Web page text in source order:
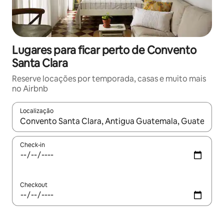
Lugares para ficar perto de Convento
Santa Clara
Reserve locações por temporada, casas e muito mais
no Airbnb
Localização
Quando os resultados estiverem disponíveis, explore-os
Check-in
Checkout